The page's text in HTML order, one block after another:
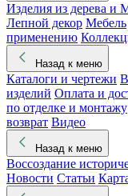
Изделия из дерева
Лепной декор Мебель
применению
Назад к меню
Каталоги и чертежи
изделий Оплата и
по отделке и монтажу
возврат Видео
Назад к меню
Воссоздание
Новости Статьи